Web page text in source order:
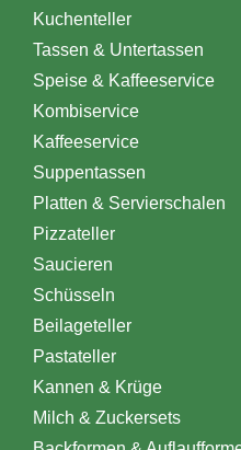
Kuchenteller
Tassen & Untertassen
Speise & Kaffeeservice
Kombiservice
Kaffeeservice
Suppentassen
Platten & Servierschalen
Pizzateller
Saucieren
Schüsseln
Beilageteller
Pastateller
Kannen & Krüge
Milch & Zuckersets